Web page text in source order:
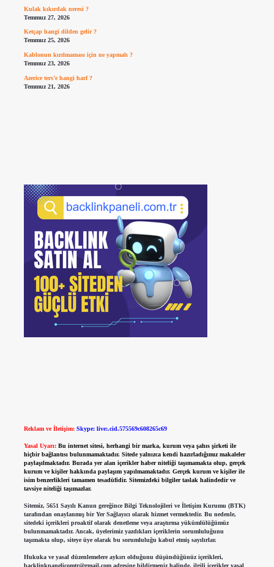
Kulak kıkırdak neresi ?
Temmuz 27, 2026
Ketçap hangi dilden gelir ?
Temmuz 25, 2026
Kablonun kırılmaması için ne yapmalı ?
Temmuz 23, 2026
Azerice ters’e hangi harf ?
Temmuz 21, 2026
Reklam ve İletişim: Skype: live:.cid.575569c608265c69
Yasal Uyarı: Bu internet sitesi, herhangi bir marka, kurum veya şahıs şirketi ile
hiçbir bağlantısı bulunmamaktadır. Sitede yalnızca kendi hazırladığımız makaleler
paylaşılmaktadır. Burada yer alan içerikler haber niteliği taşımamakta olup, gerçek
kurum ve kişiler hakkında paylaşım yapılmamaktadır. Gerçek kurum ve kişiler ile
isim benzerlikleri tamamen tesadüfidir. Sitemizdeki bilgiler taslak halindedir ve
tavsiye niteliği taşımazlar.
Sitemiz, 5651 Sayılı Kanun gereğince Bilgi Teknolojileri ve İletişim Kurumu (BTK)
tarafından onaylanmış bir Yer Sağlayıcı olarak hizmet vermektedir. Bu nedenle,
sitedeki içerikleri proaktif olarak denetleme veya araştırma yükümlülüğümüz
bulunmamaktadır. Ancak, üyelerimiz yazdıkları içeriklerin sorumluluğunu
taşımakta olup, siteye üye olarak bu sorumluluğu kabul etmiş sayılırlar.
Hukuka ve yasal düzenlemelere aykırı olduğunu düşündüğünüz içerikleri,